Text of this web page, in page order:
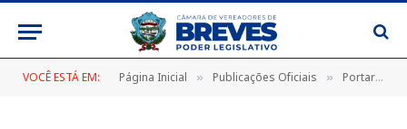
VOCÊ ESTÁ EM: Página Inicial » Publicações Oficiais » Portarias